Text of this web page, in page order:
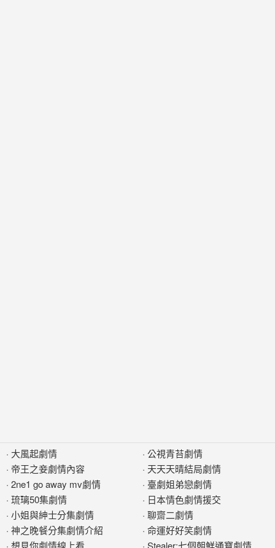
· 大風起劇情
· 帝王之妾劇情內容
· 2ne1 go away mv劇情
· 琉璃50集劇情
· 小姐與紳士分集劇情
· 神之晚餐分集劇情介紹
· 公視青苔劇情
· 天天天晴結局劇情
· 臺劇姐弟戀劇情
· 日本情色劇情援交
· 聊齋二劇情
· 命運好好笑劇情